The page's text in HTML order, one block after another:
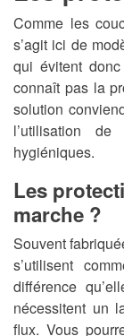
Comme les
s’agit ici de
qui évitent
connaît pas la
solution
l’utilisation
hygiéniques.
Les
marche ?
Souvent
s’utilisent
différence
nécessitent un
flux. Vous